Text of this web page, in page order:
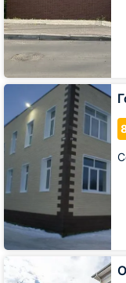
Гостиница
Ковчег
Отель
Радонеж